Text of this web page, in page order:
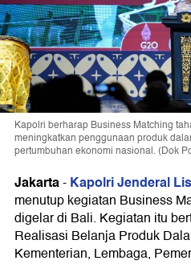
Kapolri berharap Business Matching
meningkatkan penggunaan produk
pertumbuhan ekonomi nasional. (Dok
Jakarta-Kapolri Jenderal
menutup kegiatan Business
digelar di Bali. Kegiatan itu
Realisasi Belanja Produk
Kementerian, Lembaga,